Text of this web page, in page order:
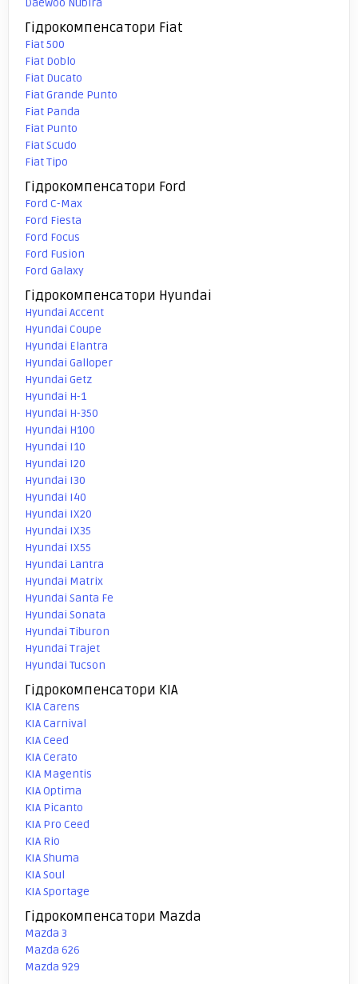
Гідрокомпенсатори Fiat
Fiat 500
Fiat Doblo
Fiat Ducato
Fiat Grande Punto
Fiat Panda
Fiat Punto
Fiat Scudo
Fiat Tipo
Гідрокомпенсатори Ford
Ford C-Max
Ford Fiesta
Ford Focus
Ford Fusion
Ford Galaxy
Гідрокомпенсатори Hyundai
Hyundai Accent
Hyundai Coupe
Hyundai Elantra
Hyundai Galloper
Hyundai Getz
Hyundai H-1
Hyundai H-350
Hyundai H100
Hyundai I10
Hyundai I20
Hyundai I30
Hyundai I40
Hyundai IX20
Hyundai IX35
Hyundai IX55
Hyundai Lantra
Hyundai Matrix
Hyundai Santa Fe
Hyundai Sonata
Hyundai Tiburon
Hyundai Trajet
Hyundai Tucson
Гідрокомпенсатори KIA
KIA Carens
KIA Carnival
KIA Ceed
KIA Cerato
KIA Magentis
KIA Optima
KIA Picanto
KIA Pro Ceed
KIA Rio
KIA Shuma
KIA Soul
KIA Sportage
Гідрокомпенсатори Mazda
Mazda 3
Mazda 626
Mazda 929